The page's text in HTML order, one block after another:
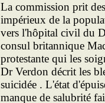
La commission prit
impérieux de la
vers l'hôpital civil du
consul britannique
protestante qui les
Dr Verdon décrit les
suicidée . L'état
manque de salubrité